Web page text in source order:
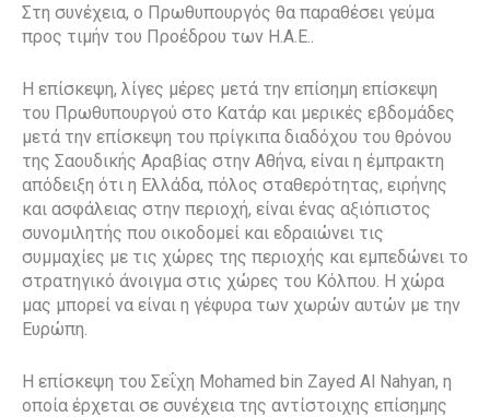
Στη συνέχεια, ο Πρωθυπουργός θα παραθέσει γεύμα
προς τιμήν του Προέδρου των Η.Α.Ε..
Η επίσκεψη, λίγες μέρες μετά την επίσημη επίσκεψη
του Πρωθυπουργού στο Κατάρ και μερικές εβδομάδες
μετά την επίσκεψη του πρίγκιπα διαδόχου του θρόνου
της Σαουδικής Αραβίας στην Αθήνα, είναι η έμπρακτη
απόδειξη ότι η Ελλάδα, πόλος σταθερότητας, ειρήνης
και ασφάλειας στην περιοχή, είναι ένας αξιόπιστος
συνομιλητής που οικοδομεί και εδραιώνει τις
συμμαχίες με τις χώρες της περιοχής και εμπεδώνει το
στρατηγικό άνοιγμα στις χώρες του Κόλπου. Η χώρα
μας μπορεί να είναι η γέφυρα των χωρών αυτών με την
Ευρώπη.
Η επίσκεψη του Σεΐχη Mohamed bin Zayed Al Nahyan, η
οποία έρχεται σε συνέχεια της αντίστοιχης επίσημης